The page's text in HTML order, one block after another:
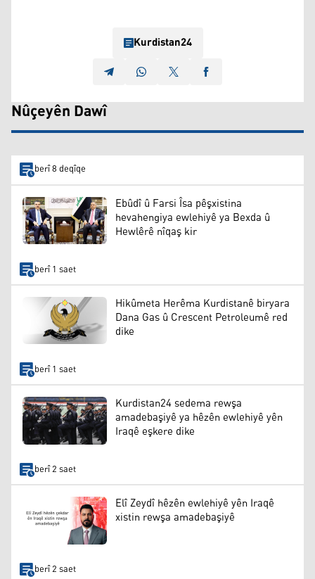
Kurdistan24
Nûçeyên Dawî
berî 8 deqîqe
Ebûdî û Farsi Îsa pêşxistina
hevahengiya ewlehiyê ya Bexda û
Hewlêrê nîqaş kir
berî 1 saet
Hikûmeta Herêma Kurdistanê biryara
Dana Gas û Crescent Petroleumê red
dike
berî 1 saet
Kurdistan24 sedema rewşa
amadebaşiyê ya hêzên ewlehiyê yên
Iraqê eşkere dike
berî 2 saet
Elî Zeydî hêzên ewlehiyê yên Iraqê
xistin rewşa amadebaşiyê
berî 2 saet